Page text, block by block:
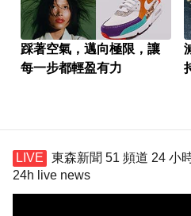
踩著空氣，邁向極限，讓
每一步都輕盈有力
東森新聞 51 頻道 24 小
24h live news